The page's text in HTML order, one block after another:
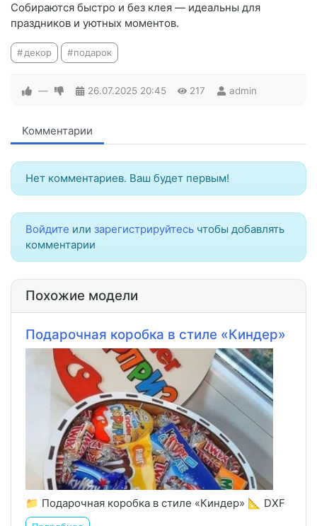
Собираются быстро и без клея — идеальны для
праздников и уютных моментов.
декор подарок
— 26.07.2025 20:45 217 admin
Комментарии
Нет комментариев. Ваш будет первым!
Войдите или зарегистрируйтесь чтобы добавлять
комментарии
Похожие модели
Подарочная коробка в стиле «Киндер»
📁 Подарочная коробка в стиле «Киндер» 📐 DXF